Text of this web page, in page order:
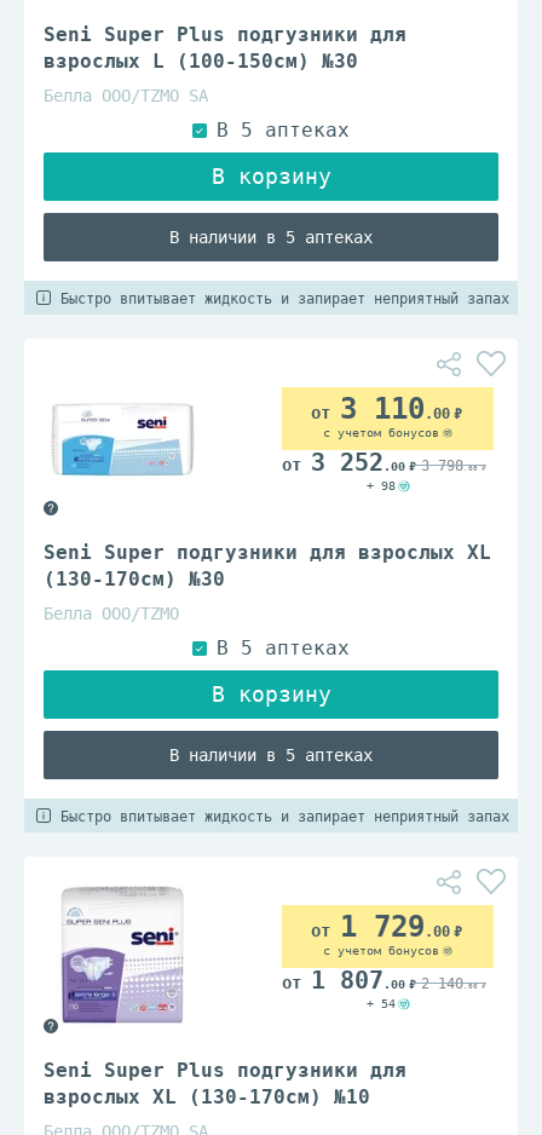
Seni Super Plus подгузники для
взрослых L (100-150см) №30
Белла ООО/TZMO SA
В наличии в 5 аптеках
Быстро впитывает жидкость и запирает неприятный запах
Seni Super подгузники для взрослых XL
(130-170см) №30
Белла ООО/TZМО
В наличии в 5 аптеках
3 110 .00
с учетом бонусов
3 252 .00 3 798.00
+ 98
Быстро впитывает жидкость и запирает неприятный запах
Seni Super Plus подгузники для
взрослых XL (130-170см) №10
1 729 .00
с учетом бонусов
1 807 .00 2 140.00
+ 54